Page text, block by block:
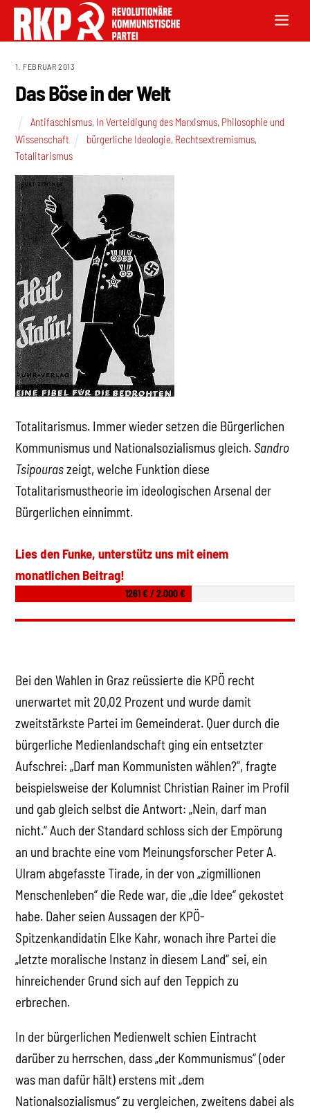
1. FEBRUAR 2013
Das Böse in der Welt
Antifaschismus, In Verteidigung des Marxismus, Philosophie und
Wissenschaft
bürgerliche Ideologie, Rechtsextremismus,
Totalitarismus
Totalitarismus. Immer wieder setzen die Bürgerlichen
Kommunismus und Nationalsozialismus gleich. Sandro
Tsipouraszeigt, welche Funktion diese
Totalitarismustheorie im ideologischen Arsenal der
Bürgerlichen einnimmt.
Lies den Funke, unterstütz uns mit einem
monatlichen Beitrag!
1261 € / 2.000 €
Bei den Wahlen in Graz reüssierte die KPÖ recht
unerwartet mit 20,02 Prozent und wurde damit
zweitstärkste Partei im Gemeinderat. Quer durch die
bürgerliche Medienlandschaft ging ein entsetzter
Aufschrei: „Darf man Kommunisten wählen?”, fragte
beispielsweise der Kolumnist Christian Rainer im Profil
und gab gleich selbst die Antwort: „Nein, darf man
nicht.“ Auch der Standard schloss sich der Empörung
an und brachte eine vom Meinungsforscher Peter A.
Ulram abgefasste Tirade, in der von „zigmillionen
Menschenleben“ die Rede war, die „die Idee“ gekostet
habe. Daher seien Aussagen der KPÖ-
Spitzenkandidatin Elke Kahr, wonach ihre Partei die
„letzte moralische Instanz in diesem Land“ sei, ein
hinreichender Grund sich auf den Teppich zu
erbrechen.
In der bürgerlichen Medienwelt schien Eintracht
darüber zu herrschen, dass „der Kommunismus“ (oder
was man dafür hält) erstens mit „dem
Nationalsozialismus“ zu vergleichen, zweitens dabei als